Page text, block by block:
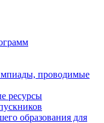
проводимые
ресурсы
образования для